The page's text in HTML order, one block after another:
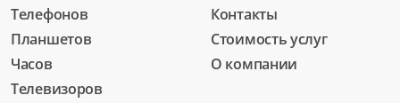
Телефонов
Планшетов
Часов
Телевизоров
Контакты
Стоимость услуг
О компании